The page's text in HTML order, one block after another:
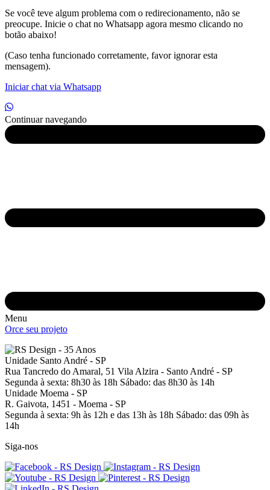
Se você teve algum problema com o redirecionamento, não se
preocupe. Inicie o chat no Whatsapp agora mesmo clicando no
botão abaixo!
(Caso tenha funcionado corretamente, favor ignorar esta
mensagem).
Iniciar chat via Whatsapp
Continuar navegando
Menu
Orce seu projeto
Unidade Santo André - SP
Rua Tancredo do Amaral, 51 Vila Alzira - Santo André - SP
Segunda à sexta: 8h30 às 18h Sábado: das 8h30 às 14h
Unidade Moema - SP
R. Gaivota, 1451 - Moema - SP
Segunda à sexta: 9h às 12h e das 13h às 18h Sábado: das 09h às
14h
Siga-nos